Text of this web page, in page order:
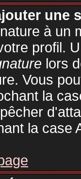
une
à un
profil.
lors
Vous
la
la case